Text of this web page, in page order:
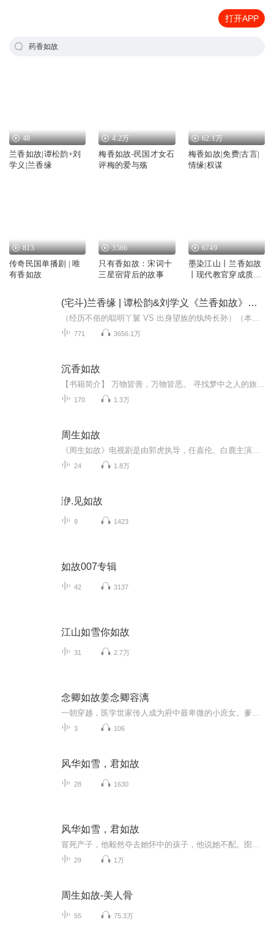
打开APP
药香如故
48
兰香如故|谭松韵+刘
学义|兰香缘
4.2万
梅香如故-民国才女石
评梅的爱与殇
62.1万
梅香如故|免费|古言|
情缘|权谋
813
传奇民国单播剧 | 唯
有香如故
3566
只有香如故：宋词十
三星宿背后的故事
6749
墨染江山丨兰香如故
丨现代教官穿成质子
丨多人有声剧
(宅斗)兰香缘 | 谭松韵&刘学义《兰香如故》原著 | 双穿重生 | 古言逆袭
771 3656.1万
沉香如故
170 1.3万
周生如故
24 1.8万
洢.见如故
9 1423
如故007专辑
42 3137
江山如雪你如故
31 2.7万
念卿如故姜念卿容漓
3 106
风华如雪，君如故
28 1630
风华如雪，君如故
29 1万
周生如故-美人骨
55 75.3万